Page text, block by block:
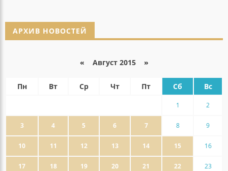
АРХИВ НОВОСТЕЙ
« Август 2015 »
Пн Вт Ср Чт Пт Сб Вс
1 2
3 4 5 6 7 8 9
10 11 12 13 14 15 16
17 18 19 20 21 22 23